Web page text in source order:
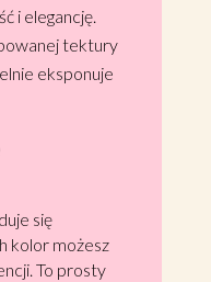
i elegancję.
tektury
eksponuje
się
kolor możesz
To prosty